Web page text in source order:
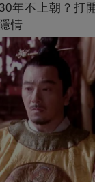
年不上朝？打
情